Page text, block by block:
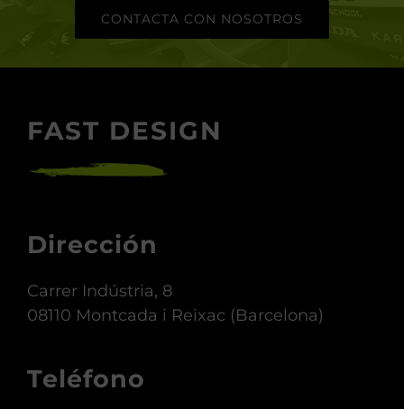
CONTACTA CON NOSOTROS
FAST DESIGN
Dirección
Carrer Indústria, 8
08110 Montcada i Reixac (Barcelona)
Teléfono